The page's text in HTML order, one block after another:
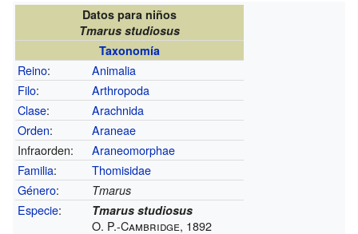
Datos para niños
Tmarus studiosus
Taxonomía
Reino:
Animalia
Filo:
Arthropoda
Clase:
Arachnida
Orden:
Araneae
Infraorden:
Araneomorphae
Familia:
Thomisidae
Género: Tmarus
Especie: Tmarus studiosus
O. P.-Cambridge, 1892